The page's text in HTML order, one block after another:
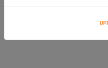
nastoupila do Dobré rodiny